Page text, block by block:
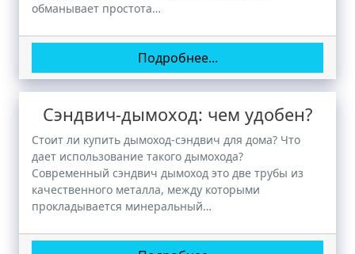
обманывает простота…
Подробнее...
Сэндвич-дымоход: чем удобен?
Стоит ли купить дымоход-сэндвич для дома? Что
дает использование такого дымохода?
Современный сэндвич дымоход это две трубы из
качественного металла, между которыми
прокладывается минеральный…